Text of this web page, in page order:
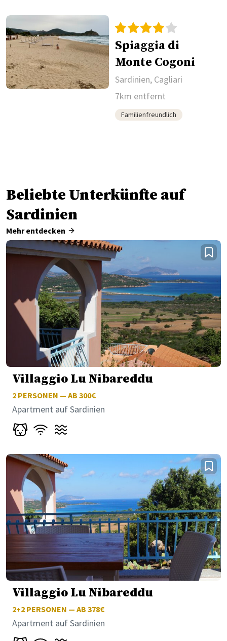
Spiaggia di
Monte Cogoni
Sardinien, Cagliari
7km entfernt
Familienfreundlich
Beliebte Unterkünfte auf
Sardinien
Mehr entdecken
Villaggio Lu Nibareddu
2 PERSONEN — AB 300€
Apartment auf Sardinien
Villaggio Lu Nibareddu
2+2 PERSONEN — AB 378€
Apartment auf Sardinien